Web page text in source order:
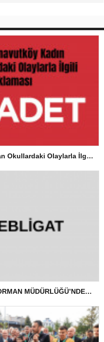
Saadet Partisi Kadın Kolları’ndan Okullardaki Olaylarla İlgili Basın Açıklaması
ARNAVUTKÖY İLÇE TARIM VE ORMAN MÜDÜRLÜĞÜ’NDEN İLANEN TEBLİGAT